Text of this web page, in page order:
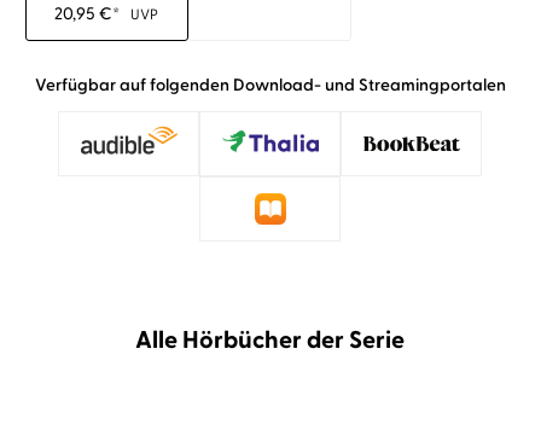
20,95€* UVP
Verfügbar auf folgenden Download- und Streamingportalen
Alle Hörbücher der Serie